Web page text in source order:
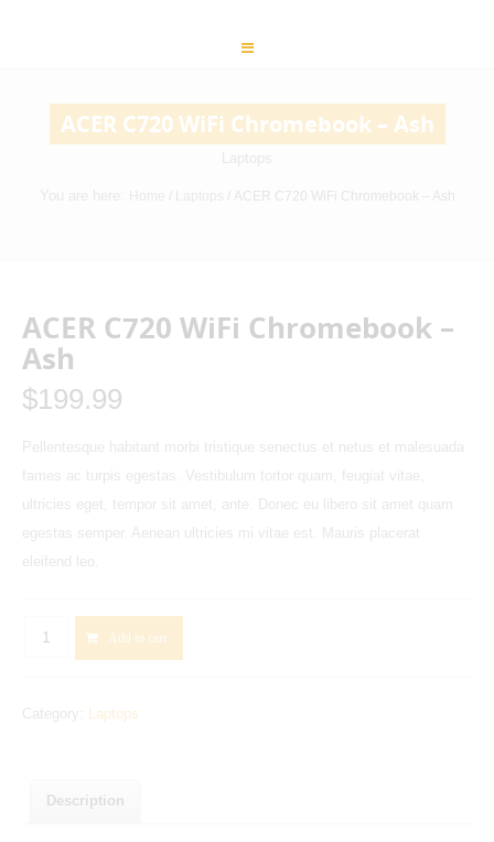
ACER C720 WiFi Chromebook – Ash
/ ACER C720 WiFi Chromebook – Ash
ACER C720 WiFi Chromebook –
Ash
$199.99
Pellentesque habitant morbi tristique senectus et netus et malesuada
fames ac turpis egestas. Vestibulum tortor quam, feugiat vitae,
ultricies eget, tempor sit amet, ante. Donec eu libero sit amet quam
egestas semper. Aenean ultricies mi vitae est. Mauris placerat
eleifend leo.
ACER
Chromebook
quantity
Add to cart
Category: Laptops
Description